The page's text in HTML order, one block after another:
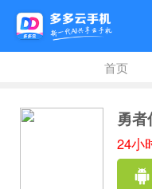
首页
勇
24小